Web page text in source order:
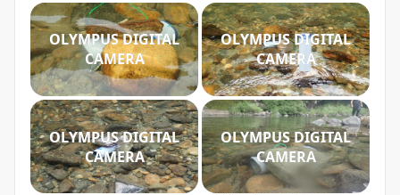
OLYMPUS DIGITAL
CAMERA
OLYMPUS DIGITAL
CAMERA
OLYMPUS DIGITAL
CAMERA
OLYMPUS DIGITAL
CAMERA